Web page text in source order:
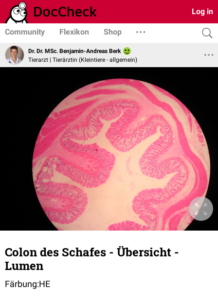
Log in
Community Flexikon Shop
Dr. Dr. MSc. Benjamin-Andreas Berk
Tierarzt | Tierärztin (Kleintiere - allgemein)
Colon des Schafes - Übersicht -
Lumen
Färbung:HE